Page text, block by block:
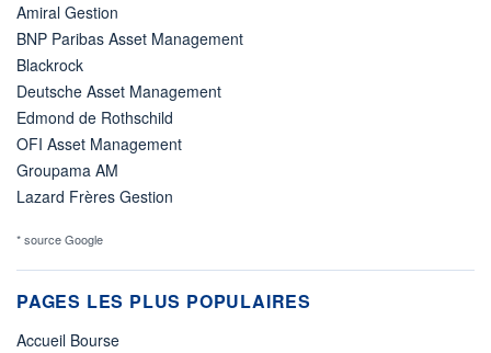
Amiral Gestion
BNP Paribas Asset Management
Blackrock
Deutsche Asset Management
Edmond de Rothschild
OFI Asset Management
Groupama AM
Lazard Frères Gestion
* source Google
PAGES LES PLUS POPULAIRES
Accueil Bourse